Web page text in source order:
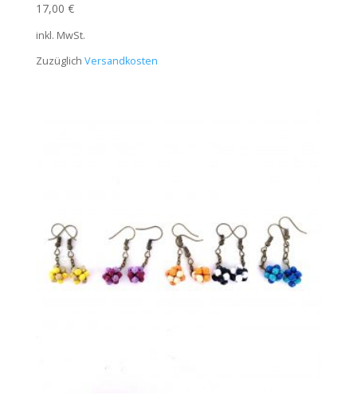
17,00 €
inkl. MwSt.
Zuzüglich Versandkosten